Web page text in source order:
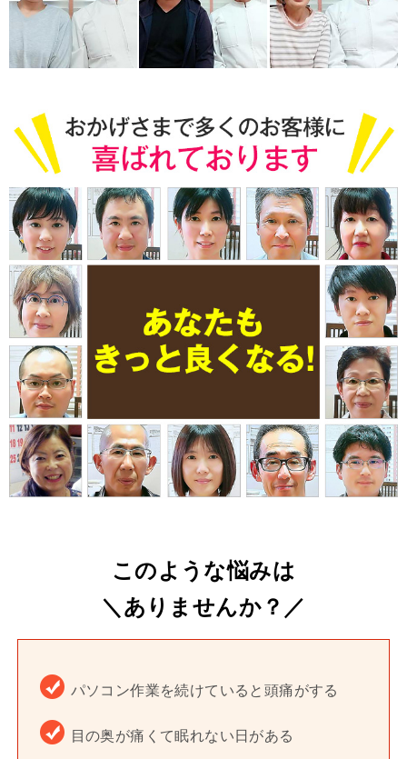
このような悩みは
＼ありませんか？／
パソコン作業を続けていると頭痛がする
目の奥が痛くて眠れない日がある